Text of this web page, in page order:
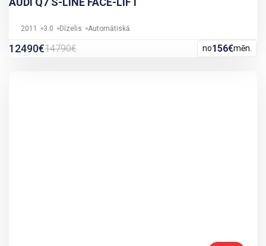
2011 3.0 Dīzelis Automātiskā
12490€14790€ no156€mēn.